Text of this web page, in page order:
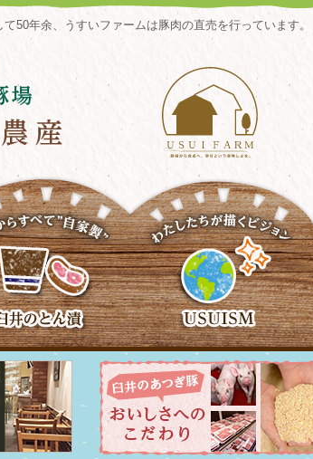
50年余、うすいファームは豚肉の直売を行っています。